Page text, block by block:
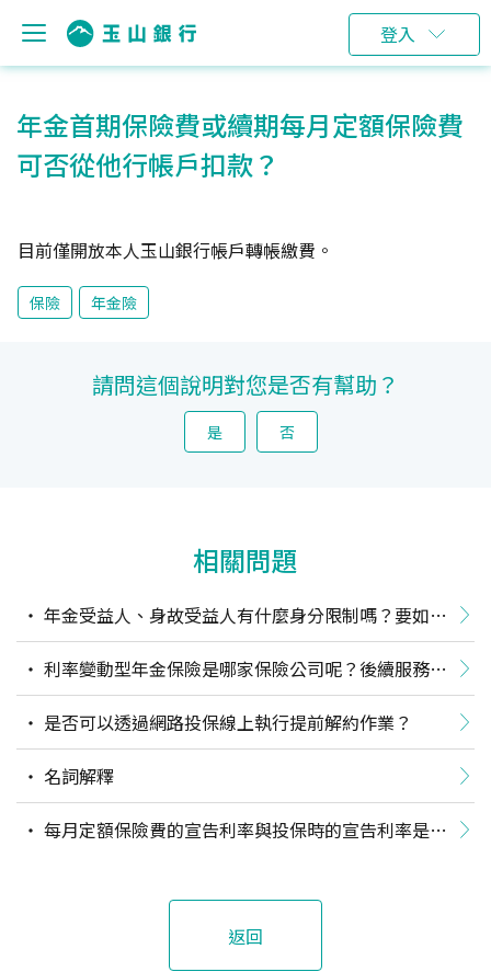
登入
年金首期保險費或續期每月定額保險費
可否從他行帳戶扣款？
目前僅開放本人玉山銀行帳戶轉帳繳費。
保險 年金險
請問這個說明對您是否有幫助？
是 否
相關問題
變更？
找保險公司嗎？
是否可以透過網路投保線上執行提前解約作業？
名詞解釋
返回